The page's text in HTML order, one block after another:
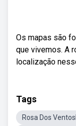
Os mapas são
que vivemos. A
localização
Tags
Rosa Dos